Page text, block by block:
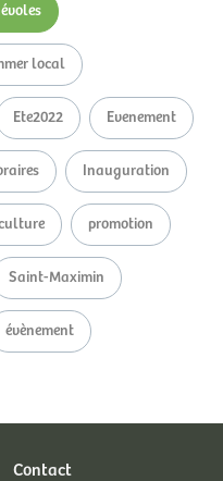
local
Ete2022 Evenement
Inauguration
promotion
Saint-Maximin
évènement
Contact